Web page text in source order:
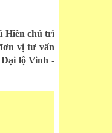
Hiền chủ trì
vị tư vấn
Đại lộ Vinh -